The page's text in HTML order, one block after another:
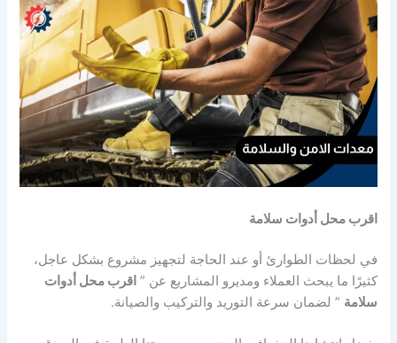
اقرب محل أدوات سلامة
في لحظات الطوارئ أو عند الحاجة لتجهيز مشروع بشكل عاجل،
كثيرًا ما يبحث العملاء ومديرو المشاريع عن ” اقرب محل أدوات
سلامة ” لضمان سرعة التوريد والتركيب والصيانة.